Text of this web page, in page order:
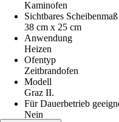
Kaminofen
Sichtbares
38 cm x 25 cm
Anwendung
Heizen
Ofentyp
Zeitbrandofen
Modell
Graz II.
Für Dauerbetrieb
Nein